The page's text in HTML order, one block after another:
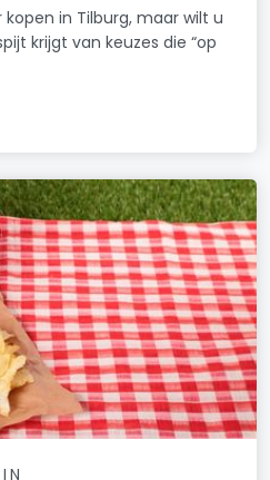
in Tilburg, maar wilt u
krijgt van keuzes die “op